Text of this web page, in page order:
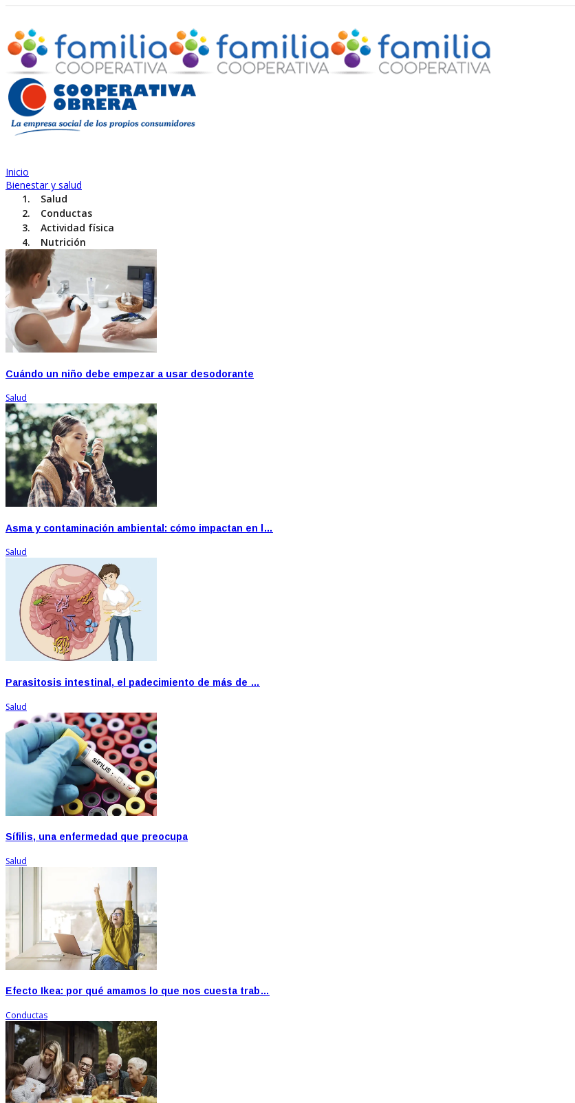
Inicio
Bienestar y salud
Salud
Conductas
Actividad física
Nutrición
Cuándo un niño debe empezar a usar desodorante
Salud
Asma y contaminación ambiental: cómo impactan en l…
Salud
Parasitosis intestinal, el padecimiento de más de …
Salud
Sífilis, una enfermedad que preocupa
Salud
Efecto Ikea: por qué amamos lo que nos cuesta trab…
Conductas